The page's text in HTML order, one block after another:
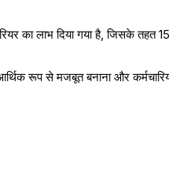
का लाभ दिया गया है, जिसके तहत
रूप से मजबूत बनाना और